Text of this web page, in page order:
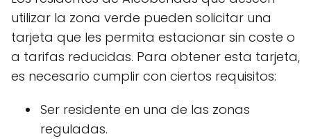
utilizar la zona verde pueden solicitar una
tarjeta que les permita estacionar sin coste o
a tarifas reducidas. Para obtener esta tarjeta,
es necesario cumplir con ciertos requisitos:
Ser residente en una de las zonas
reguladas.